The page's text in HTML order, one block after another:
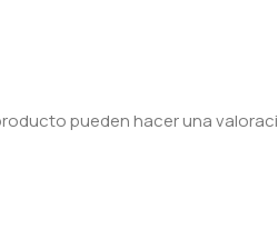
pueden hacer una